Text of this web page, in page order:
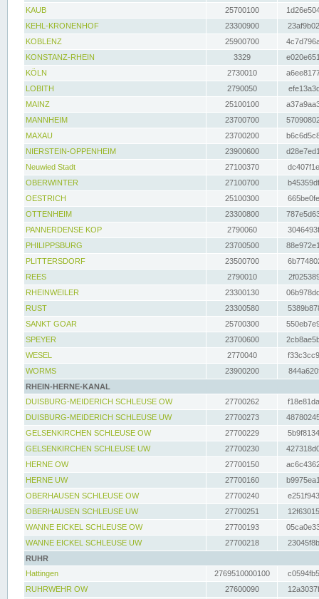
KAUB
25700100
KEHL-KRONENHOF
23300900
KOBLENZ
25900700
KONSTANZ-RHEIN
3329
KÖLN
2730010
LOBITH
2790050
MAINZ
25100100
MANNHEIM
23700700
MAXAU
23700200
NIERSTEIN-OPPENHEIM
23900600
Neuwied Stadt
27100370
OBERWINTER
27100700
OESTRICH
25100300
OTTENHEIM
23300800
PANNERDENSE KOP
2790060
PHILIPPSBURG
23700500
PLITTERSDORF
23500700
REES
2790010
RHEINWEILER
23300130
RUST
23300580
SANKT GOAR
25700300
SPEYER
23700600
WESEL
2770040
WORMS
23900200
RHEIN-HERNE-KANAL
DUISBURG-MEIDERICH SCHLEUSE OW
27700262
DUISBURG-MEIDERICH SCHLEUSE UW
27700273
GELSENKIRCHEN SCHLEUSE OW
27700229
GELSENKIRCHEN SCHLEUSE UW
27700230
HERNE OW
27700150
HERNE UW
27700160
OBERHAUSEN SCHLEUSE OW
27700240
OBERHAUSEN SCHLEUSE UW
27700251
WANNE EICKEL SCHLEUSE OW
27700193
WANNE EICKEL SCHLEUSE UW
27700218
RUHR
Hattingen
2769510000100
RUHRWEHR OW
27600090